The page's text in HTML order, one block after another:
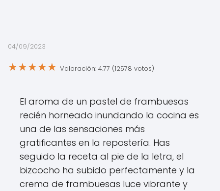
04/09/2023
★★★★★ Valoración: 4.77 (12578 votos)
El aroma de un pastel de frambuesas
recién horneado inundando la cocina es
una de las sensaciones más
gratificantes en la repostería. Has
seguido la receta al pie de la letra, el
bizcocho ha subido perfectamente y la
crema de frambuesas luce vibrante y